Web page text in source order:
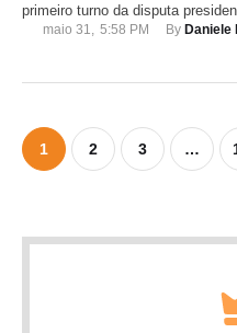
primeiro turno da disputa
maio 31 5:58 PM By Daniele
1 2 3 …